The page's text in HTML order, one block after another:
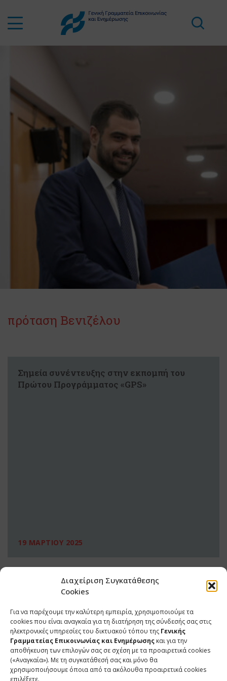
Διαχείριση Συγκατάθεσης
Cookies
Για να παρέχουμε την καλύτερη εμπειρία, χρησιμοποιούμε τα
cookies που είναι αναγκαία για τη διατήρηση της σύνδεσής σας στις
ηλεκτρονικές υπηρεσίες του δικτυακού τόπου της Γενικής
Γραμματείας Επικοινωνίας και Ενημέρωσης και για την
αποθήκευση των επιλογών σας σε σχέση με τα προαιρετικά cookies
(«Αναγκαία»). Με τη συγκατάθεσή σας και μόνο θα
χρησιμοποιήσουμε όποια από τα ακόλουθα προαιρετικά cookies
επιλέξετε.
πρόταση Βενιζέλου
Σημεία συνέντευξης στην εκπομπή του
Πρώτου Προγράμματος «GPS»
19 ΜΑΡΤΙΟΥ 2025
ΕΠΙΚΟΙΝΩΝΙΑ